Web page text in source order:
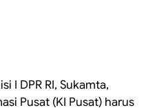
I DPR RI, Sukamta,
Pusat (KI Pusat) harus